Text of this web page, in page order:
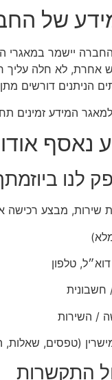
יישמר
לא חלה עליך
הניתנים דורשים
המידע זמינים
לנו
שירות, מבצע רכישה
טלפון
/ השירות
(טפסים, שאלות,
התקשרות